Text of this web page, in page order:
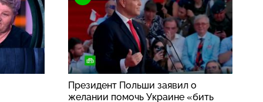
Президент Польши заявил о
желании помочь Украине «бить